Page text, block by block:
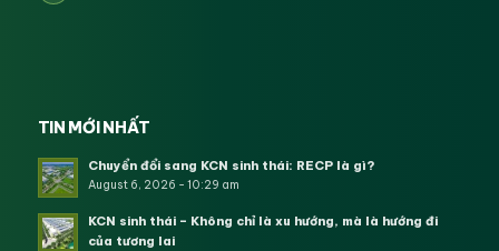
TIN MỚI NHẤT
Chuyển đổi sang KCN sinh thái: RECP là gì?
August 6, 2026 - 10:29 am
KCN sinh thái – Không chỉ là xu hướng, mà là hướng đi
của tương lai